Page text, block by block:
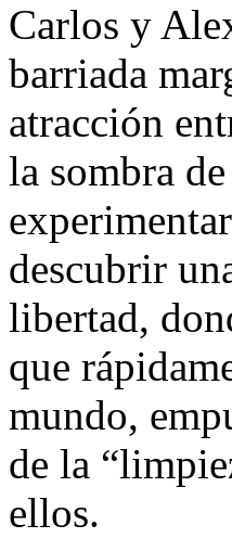
Carlos y
barriada
atracción
la sombra
descubrir
libertad,
que
mundo,
de la
ellos.